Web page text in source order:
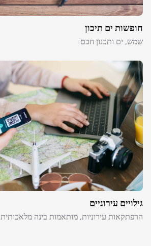
חופשות ים תיכון
שמש, ים ותכנון חכם
גילויים עירוניים
הרפתקאות עירוניות, מותאמות בינה מלאכותית